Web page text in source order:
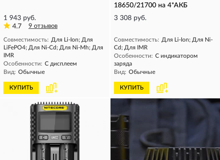
1 943 руб.
4.7
9 отзывов
Совместимость: Для Li-Ion; Для
LiFePO4; Для Ni-Cd; Для Ni-Mh; Для
IMR
Особенности: С дисплеем
Вид: Обычные
КУПИТЬ
18650/21700 на 4*АКБ
3 308 руб.
Совместимость: Для Li-Ion; Для Ni-
Cd; Для IMR
Особенности: С индикатором
заряда
Вид: Обычные
КУПИТЬ